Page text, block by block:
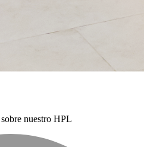
nuestro HPL